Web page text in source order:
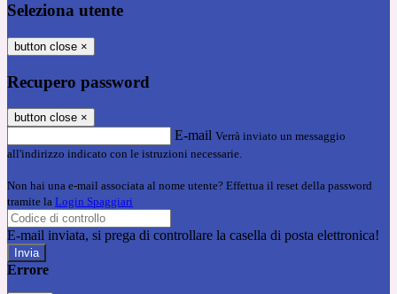
Seleziona utente
button close ×
Recupero password
button close ×
E-mail Verrà inviato un messaggio
all'indirizzo indicato con le istruzioni necessarie.
Non hai una e-mail associata al nome utente? Effettua il reset della password
tramite la Login Spaggiari
E-mail inviata, si prega di controllare la casella di posta elettronica!
Errore